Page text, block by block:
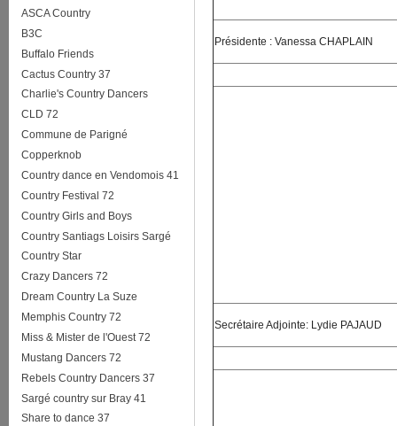
Présidente : Vanessa CHAPLAIN
Secrétaire Adjointe: Lydie PAJAUD
ASCA Country
B3C
Buffalo Friends
Cactus Country 37
Charlie's Country Dancers
CLD 72
Commune de Parigné
Copperknob
Country dance en Vendomois 41
Country Festival 72
Country Girls and Boys
Country Santiags Loisirs Sargé
Country Star
Crazy Dancers 72
Dream Country La Suze
Memphis Country 72
Miss & Mister de l'Ouest 72
Mustang Dancers 72
Rebels Country Dancers 37
Sargé country sur Bray 41
Share to dance 37